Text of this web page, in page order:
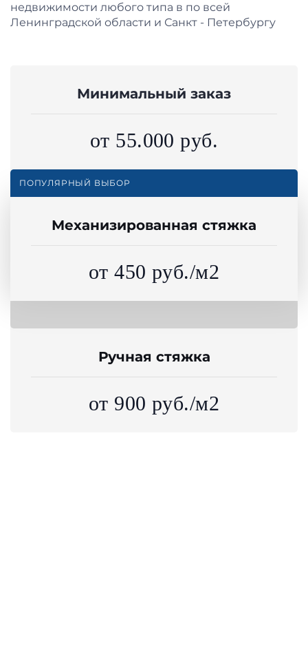
недвижимости любого типа в по всей
Ленинградской области и Санкт - Петербургу
Минимальный заказ
от 55.000 руб.
ПОПУЛЯРНЫЙ ВЫБОР
Механизированная стяжка
от 450 руб./м2
Ручная стяжка
от 900 руб./м2